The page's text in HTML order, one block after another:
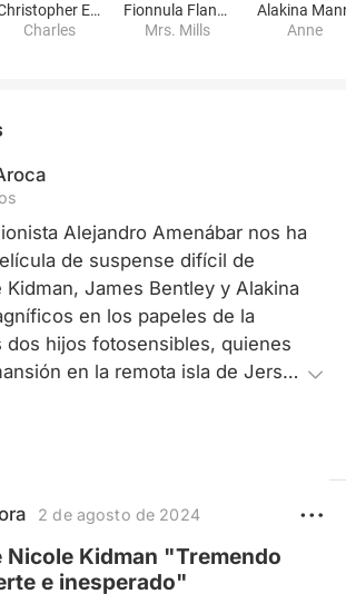
Christopher Eccleston
Charles
Fionnula Flanagan
Mrs. Mills
Alakina
Anne
Alejandro Amenábar nos ha
de suspense difícil de
Kidman, James Bentley y Alakina
en los papeles de la
dos hijos fotosensibles, quienes
en la remota isla de Jersey,
Guerra Mundial. El guion es
en vilo hasta el
otra dimensión, no te pierdas
2 de agosto de 2024
Nicole Kidman "Tremendo
e inesperado"